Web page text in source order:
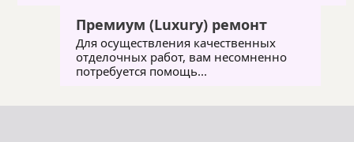
Премиум (Luxury) ремонт
Для осуществления качественных
отделочных работ, вам несомненно
потребуется помощь...